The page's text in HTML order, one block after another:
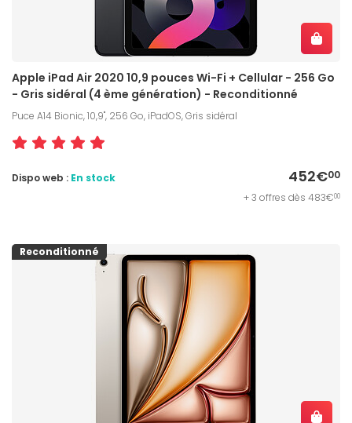
Apple iPad Air 2020 10,9 pouces Wi-Fi + Cellular - 256 Go
- Gris sidéral (4 ème génération) - Reconditionné
Puce A14 Bionic, 10,9", 256 Go, iPadOS, Gris sidéral
452€00
Dispo web : En stock
+ 3 offres dès 483€00
Reconditionné